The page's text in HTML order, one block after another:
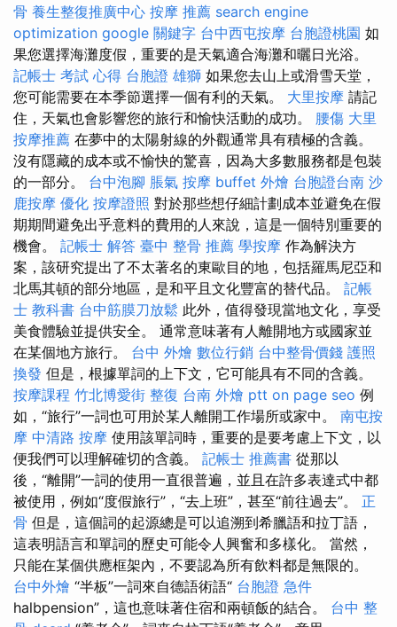
骨 養生整復推廣中心 按摩 推薦 search engine
optimization google 關鍵字 台中西屯按摩 台胞證桃園 如
果您選擇海灘度假，重要的是天氣適合海灘和曬日光浴。
記帳士 考試 心得 台胞證 雄獅 如果您去山上或滑雪天堂，
您可能需要在本季節選擇一個有利的天氣。 大里按摩 請記
住，天氣也會影響您的旅行和愉快活動的成功。 腰傷 大里
按摩推薦 在夢中的太陽射線的外觀通常具有積極的含義。
沒有隱藏的成本或不愉快的驚喜，因為大多數服務都是包裝
的一部分。 台中泡腳 脹氣 按摩 buffet 外燴 台胞證台南 沙
鹿按摩 優化 按摩證照 對於那些想仔細計劃成本並避免在假
期期間避免出乎意料的費用的人來說，這是一個特別重要的
機會。 記帳士 解答 臺中 整骨 推薦 學按摩 作為解決方
案，該研究提出了不太著名的東歐目的地，包括羅馬尼亞和
北馬其頓的部分地區，是和平且文化豐富的替代品。 記帳
士 教科書 台中筋膜刀放鬆 此外，值得發現當地文化，享受
美食體驗並提供安全。 通常意味著有人離開地方或國家並
在某個地方旅行。 台中 外燴 數位行銷 台中整骨價錢 護照
換發 但是，根據單詞的上下文，它可能具有不同的含義。
按摩課程 竹北博愛街 整復 台南 外燴 ptt on page seo 例
如，“旅行”一詞也可用於某人離開工作場所或家中。 南屯按
摩 中清路 按摩 使用該單詞時，重要的是要考慮上下文，以
便我們可以理解確切的含義。 記帳士 推薦書 從那以
後，“離開”一詞的使用一直很普遍，並且在許多表達式中都
被使用，例如“度假旅行”，“去上班”，甚至“前往過去”。 正
骨 但是，這個詞的起源總是可以追溯到希臘語和拉丁語，
這表明語言和單詞的歷史可能令人興奮和多樣化。 當然，
只能在某個供應框架內，不要認為所有飲料都是無限的。
台中外燴 “半板”一詞來自德語術語“ 台胞證 急件
halbpension”，這也意味著住宿和兩頓飯的結合。 台中 整